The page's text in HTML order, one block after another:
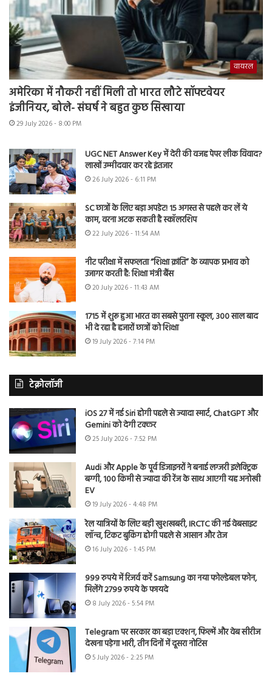
वायरल
अमेरिका में नौकरी नहीं मिली तो भारत लौटे सॉफ्टवेयर
इंजीनियर, बोले- संघर्ष ने बहुत कुछ सिखाया
29 July 2026 - 8:00 PM
UGC NET Answer Key में देरी की वजह पेपर लीक विवाद?
लाखों उम्मीदवार कर रहे इंतजार
26 July 2026 - 6:11 PM
SC छात्रों के लिए बड़ा अपडेट! 15 अगस्त से पहले कर लें ये
काम, वरना अटक सकती है स्कॉलरशिप
22 July 2026 - 11:54 AM
नीट परीक्षा में सफलता “शिक्षा क्रांति” के व्यापक प्रभाव को
उजागर करती है: शिक्षा मंत्री बैंस
20 July 2026 - 11:43 AM
1715 में शुरू हुआ भारत का सबसे पुराना स्कूल, 300 साल बाद
भी दे रहा है हजारों छात्रों को शिक्षा
19 July 2026 - 7:14 PM
टेक्नोलॉजी
iOS 27 में नई Siri होगी पहले से ज्यादा स्मार्ट, ChatGPT और
Gemini को देगी टक्कर
25 July 2026 - 7:52 PM
Audi और Apple के पूर्व डिजाइनरों ने बनाई लग्जरी इलेक्ट्रिक
बग्गी, 100 किमी से ज्यादा की रेंज के साथ आएगी यह अनोखी
EV
19 July 2026 - 4:48 PM
रेल यात्रियों के लिए बड़ी खुशखबरी, IRCTC की नई वेबसाइट
लॉन्च, टिकट बुकिंग होगी पहले से आसान और तेज
16 July 2026 - 1:45 PM
999 रुपये में रिजर्व करें Samsung का नया फोल्डेबल फोन,
मिलेंगे 2799 रुपये के फायदे
8 July 2026 - 5:54 PM
Telegram पर सरकार का बड़ा एक्शन, फिल्में और वेब सीरीज
देखना पड़ेगा भारी, तीन दिनों में दूसरा नोटिस
5 July 2026 - 2:25 PM